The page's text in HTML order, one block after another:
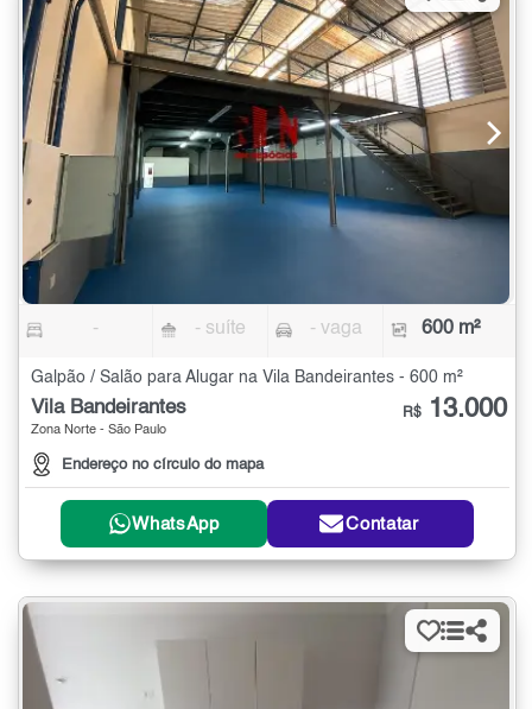
- - suíte - vaga 600 m²
Galpão / Salão para Alugar na Vila Bandeirantes - 600 m²
Vila Bandeirantes
Zona Norte - São Paulo
Endereço no círculo do mapa
R$ 13.000
WhatsApp Contatar